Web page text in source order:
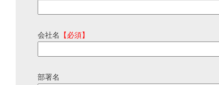
会社名 【必須】
部署名